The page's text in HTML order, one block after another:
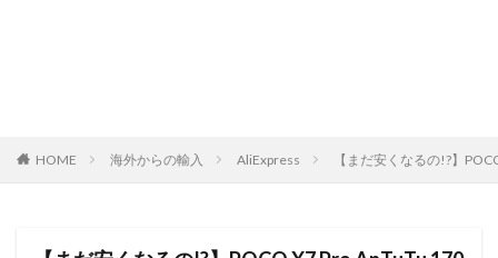
HOME 海外からの輸入 AliExpress 【まだ安くなるの!?】